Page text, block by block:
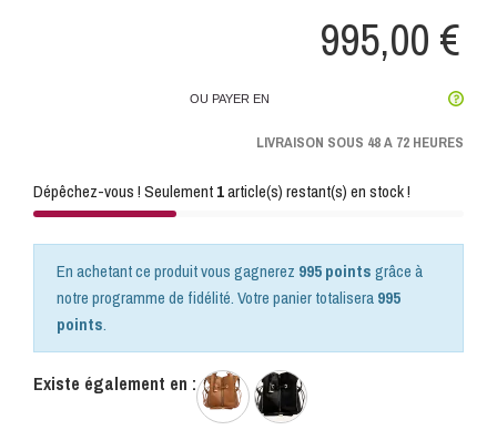
995,00 €
OU PAYER EN
LIVRAISON SOUS 48 A 72 HEURES
Dépêchez-vous ! Seulement1article(s) restant(s) en stock !
En achetant ce produit vous gagnerez 995 pointsgrâce à
notre programme de fidélité. Votre panier totalisera995
points.
Existe également en :